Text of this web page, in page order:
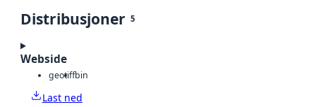
Distribusjoner 5
Webside
geotiffbin
Last ned